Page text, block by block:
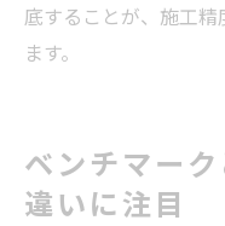
底することが、施工
ます。
ベンチマー
違いに注目